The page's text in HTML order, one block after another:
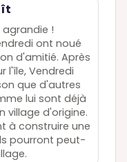
!
ont noué
d'amitié. Après
l'île, Vendredi
que d'autres
lui sont déjà
village d'origine.
à construire une
pourront peut-